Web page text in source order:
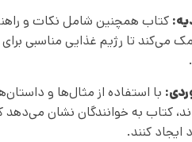
کتاب همچنین شامل نکات و
می‌کند تا رژیم غذایی مناسبی
با استفاده از مثال‌ها و
کتاب به خوانندگان نشان
ایجاد کنند.